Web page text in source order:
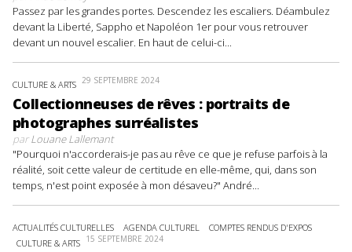
Passez par les grandes portes. Descendez les escaliers. Déambulez
devant la Liberté, Sappho et Napoléon 1er pour vous retrouver
devant un nouvel escalier. En haut de celui-ci...
CULTURE & ARTS 29 SEPTEMBRE 2024
Collectionneuses de rêves : portraits de
photographes surréalistes
parLouane Lallemant
"Pourquoi n'accorderais-je pas au rêve ce que je refuse parfois à la
réalité, soit cette valeur de certitude en elle-même, qui, dans son
temps, n'est point exposée à mon désaveu?" André...
ACTUALITÉS CULTURELLES AGENDA CULTUREL
COMPTES RENDUS D'EXPOS
CULTURE & ARTS 15 SEPTEMBRE 2024